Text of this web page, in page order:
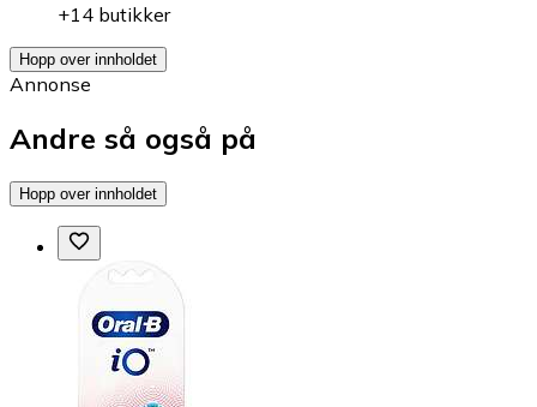
+14 butikker
Hopp over innholdet
Annonse
Andre så også på
Hopp over innholdet